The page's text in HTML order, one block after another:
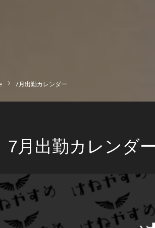
7月出勤カレンダー
7月出勤カレンダー